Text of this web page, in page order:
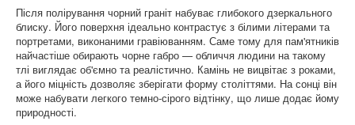
Памятники Немішаеве
Памятники Макарів
Памятники Глеваха
Памятники Чабани
Після полірування чорний граніт набуває глибокого дзеркального
блиску. Його поверхня ідеально контрастує з білими літерами та
портретами, виконаними гравіюванням. Саме тому для пам'ятників
найчастіше обирають чорне габро — обличчя людини на такому
тлі виглядає об'ємно та реалістично. Камінь не вицвітає з роками,
а його міцність дозволяє зберігати форму століттями. На сонці він
може набувати легкого темно-сірого відтінку, що лише додає йому
природності.